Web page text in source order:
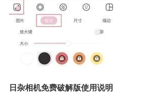
日杂相机免费破解版使用说明